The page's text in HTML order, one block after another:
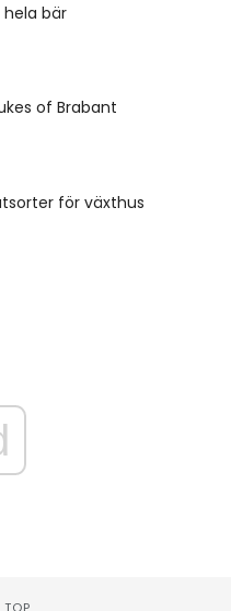
bär
of Brabant
för växthus